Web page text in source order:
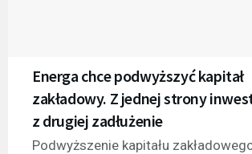
Energa chce podwyższyć kapitał
zakładowy. Z jednej strony
z drugiej zadłużenie
Podwyższenie kapitału